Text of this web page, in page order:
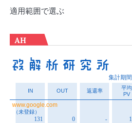
適用範囲で選ぶ
AH